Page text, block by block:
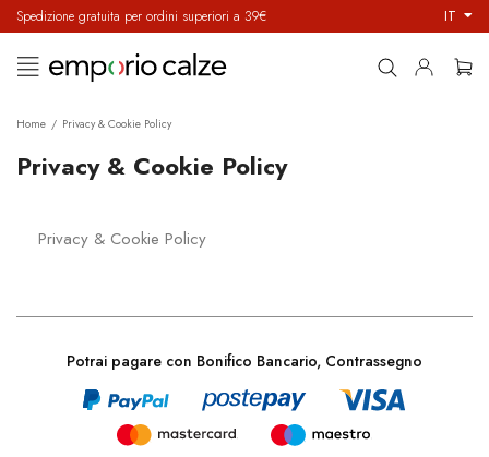
Spedizione gratuita per ordini superiori a 39€ IT
navigazione
Toggle
☰
Home Privacy & Cookie Policy
Privacy & Cookie Policy
Privacy & Cookie Policy
Potrai pagare con Bonifico Bancario, Contrassegno